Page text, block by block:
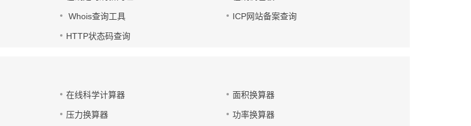
Whois查询工具 ICP网站备案查询
HTTP状态码查询
在线科学计算器 面积换算器
压力换算器 功率换算器